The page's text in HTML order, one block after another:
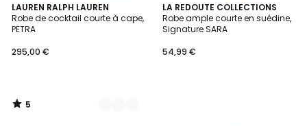
LAUREN RALPH LAUREN
Robe de cocktail courte à cape,
PETRA
295,00 €
5
/
5
2
Couleurs
5
/
LA REDOUTE COLLECTIONS
Robe ample courte en suédine,
Signature SARA
54,99 €